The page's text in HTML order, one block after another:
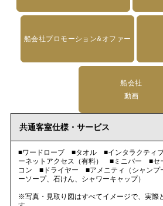
船会社プロモーション&オファー
船会社
動画
共通客室仕様・サービス
■ワードローブ ■タオル ■インタラクティ
ーネットアクセス（有料） ■ミニバー ■セ
コン ■ドライヤー ■アメニティ（シャンプ
ーソープ、石けん、シャワーキャップ）
※写真・見取り図はすべてイメージで、実際